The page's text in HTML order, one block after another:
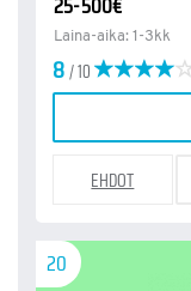
Laina-aika: 1-3kk
8/ 10
EHDOT
20